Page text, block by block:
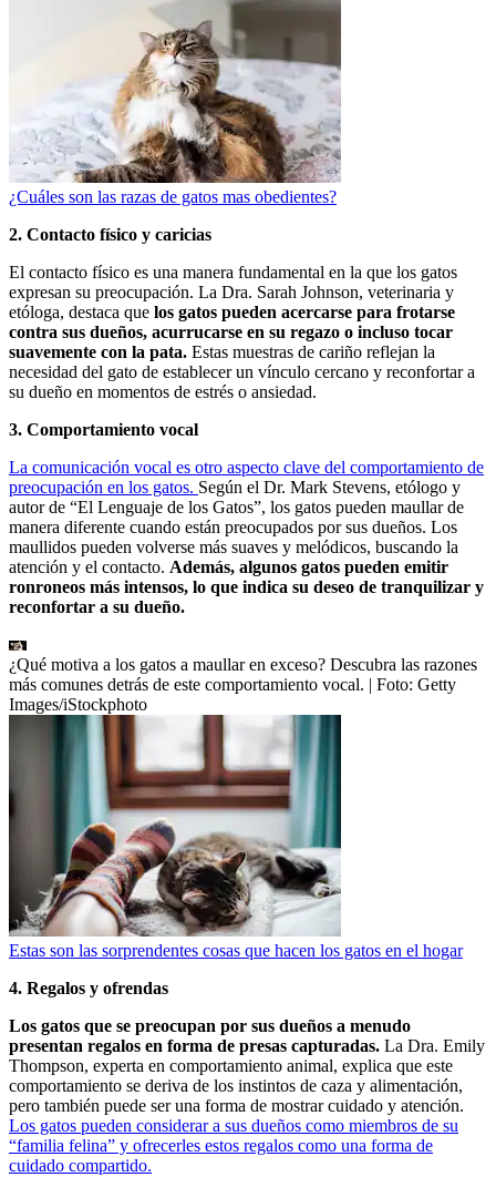
¿Cuáles son las razas de gatos mas obedientes?
2. Contacto físico y caricias
El contacto físico es una manera fundamental en la que los gatos
expresan su preocupación. La Dra. Sarah Johnson, veterinaria y
etóloga, destaca que los gatos pueden acercarse para frotarse
contra sus dueños, acurrucarse en su regazo o incluso tocar
suavemente con la pata. Estas muestras de cariño reflejan la
necesidad del gato de establecer un vínculo cercano y reconfortar a
su dueño en momentos de estrés o ansiedad.
3. Comportamiento vocal
La comunicación vocal es otro aspecto clave del comportamiento de
preocupación en los gatos. Según el Dr. Mark Stevens, etólogo y
autor de “El Lenguaje de los Gatos”, los gatos pueden maullar de
manera diferente cuando están preocupados por sus dueños. Los
maullidos pueden volverse más suaves y melódicos, buscando la
atención y el contacto. Además, algunos gatos pueden emitir
ronroneos más intensos, lo que indica su deseo de tranquilizar y
reconfortar a su dueño.
¿Qué motiva a los gatos a maullar en exceso? Descubra las razones
más comunes detrás de este comportamiento vocal. | Foto: Getty
Images/iStockphoto
Estas son las sorprendentes cosas que hacen los gatos en el hogar
4. Regalos y ofrendas
Los gatos que se preocupan por sus dueños a menudo
presentan regalos en forma de presas capturadas. La Dra. Emily
Thompson, experta en comportamiento animal, explica que este
comportamiento se deriva de los instintos de caza y alimentación,
pero también puede ser una forma de mostrar cuidado y atención.
Los gatos pueden considerar a sus dueños como miembros de su
“familia felina” y ofrecerles estos regalos como una forma de
cuidado compartido.